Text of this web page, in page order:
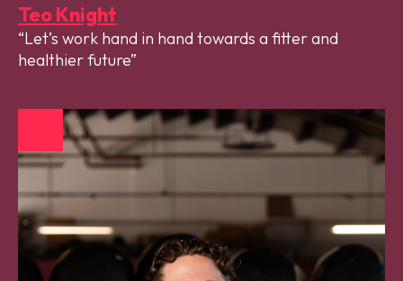
Teo Knight
Let’s work hand in hand towards a fitter and
healthier future